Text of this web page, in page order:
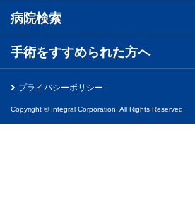
病院検索
手術をすすめられた方へ
プライバシーポリシー
Copyright © Integral Corporation. All Rights Reserved.